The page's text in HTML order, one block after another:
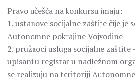
Pravo učešća na konkursu imaju:
1. ustanove socijalne zaštite čije je
Autonomne pokrajine Vojvodine
2. pružaoci usluga socijalne zaštite
upisani u registar u nadležnom
se realizuju na teritoriji